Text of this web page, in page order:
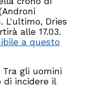
L'ultimo, Dries
alle 17.03.
a questo
Tra gli uomini
di incidere il